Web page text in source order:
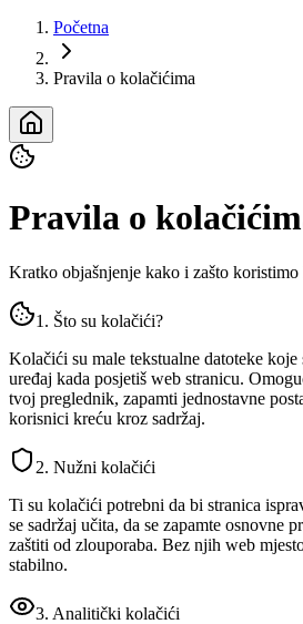
Početna
Pravila o kolačićima
Pravila o
Kratko objašnjenje kako i zašto koristimo
1. Što su kolačići?
Kolačići su male tekstualne datoteke
uređaj kada posjetiš web stranicu.
tvoj preglednik, zapamti jednostavne
korisnici kreću kroz sadržaj.
2. Nužni kolačići
Ti su kolačići potrebni da bi stranica
se sadržaj učita, da se zapamte osnovne
zaštiti od zlouporaba. Bez njih web
stabilno.
3. Analitički kolačići